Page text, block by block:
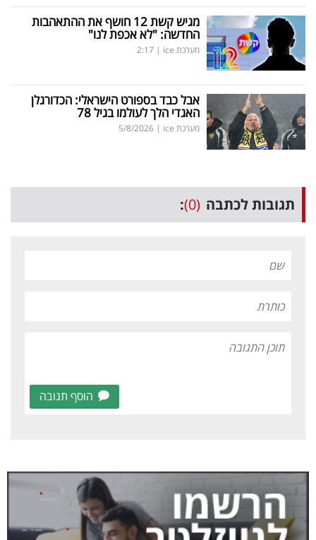
מגיש קשת 12 חושף את ההתאהבות
החדשה: "לא אכפת לנו"
מערכת ice |
2:17
אבל כבד בספורט הישראלי: הכדורגלן
האגדי הלך לעולמו בגיל 78
מערכת ice |
5/8/2026
תגובות לכתבה (0)
:
הוסף תגובה